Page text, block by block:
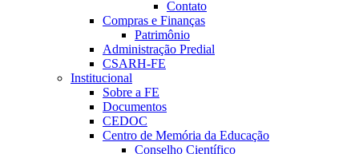
Contato
Compras e Finanças
Patrimônio
Administração Predial
CSARH-FE
Institucional
Sobre a FE
Documentos
CEDOC
Centro de Memória da Educação
Conselho Científico